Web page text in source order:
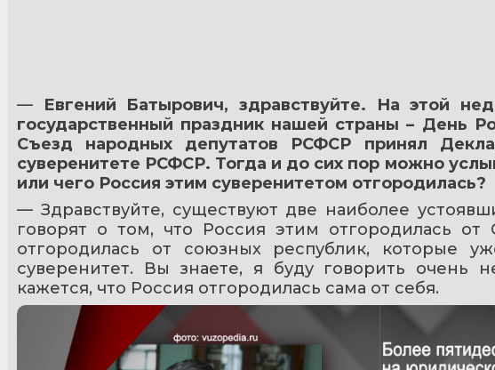
—
Евгений Батырович, здравствуйте. На этой
государственный праздник нашей страны – День
Съезд народных депутатов РСФСР принял
суверенитете РСФСР. Тогда и до сих пор можно
или чего Россия этим суверенитетом отгородилась?
— Здравствуйте, существуют две наиболее
говорят о том, что Россия этим отгородилась
отгородилась от союзных республик, которые
суверенитет. Вы знаете, я буду говорить очень
кажется, что Россия отгородилась сама от себя.